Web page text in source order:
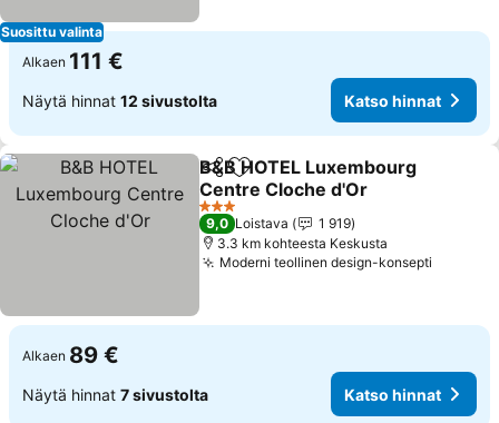
Suosittu valinta
Alkaen 111 €
Näytä hinnat 12 sivustolta Katso hinnat
Jaa Lisää suosikkeihin
B&B HOTEL Luxembourg
Centre Cloche d'Or
Katso hinnat
3 Tähtiluokitus
9,0 Loistava
1 919
3.3 km kohteesta Keskusta
Moderni teollinen design-konsepti
Alkaen 89 €
Näytä hinnat 7 sivustolta Katso hinnat